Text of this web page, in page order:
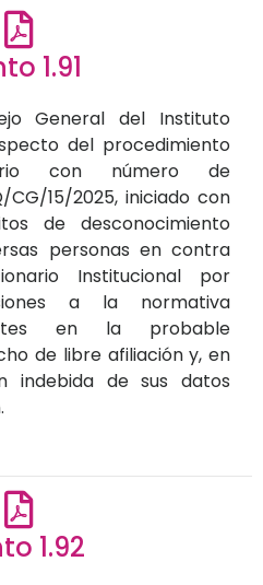
1.91
General del Instituto
del procedimiento
con número de
CG/15/2025, iniciado con
de desconocimiento
personas en contra
Institucional por
a la normativa
en la probable
de libre afiliación y, en
indebida de sus datos
1.92